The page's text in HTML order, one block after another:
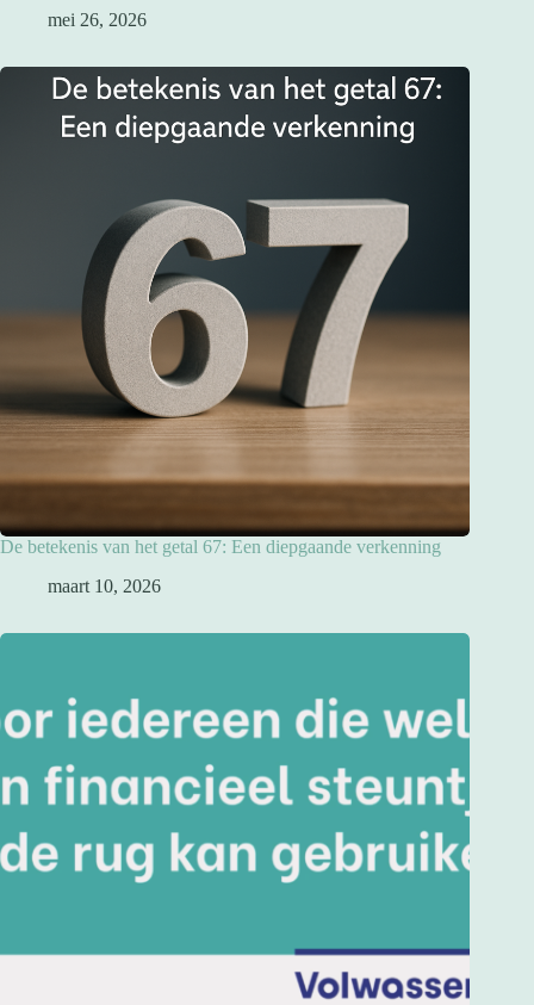
mei 26, 2026
De betekenis van het getal 67: Een diepgaande verkenning
maart 10, 2026